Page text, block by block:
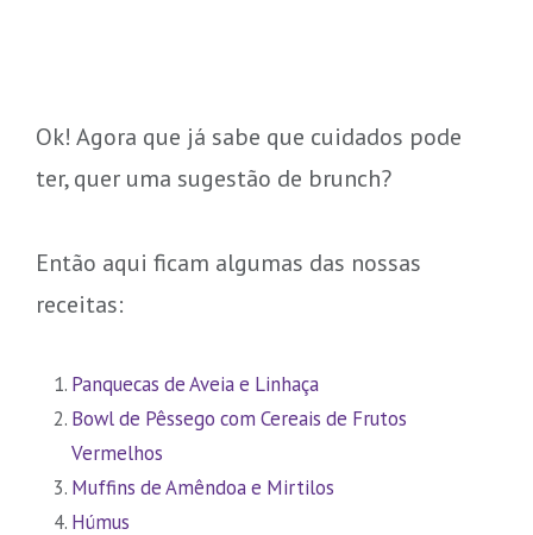
Ok! Agora que já sabe que cuidados pode
ter, quer uma sugestão de brunch?
Então aqui ficam algumas das nossas
receitas:
Panquecas de Aveia e Linhaça
Bowl de Pêssego com Cereais de Frutos
Vermelhos
Muffins de Amêndoa e Mirtilos
Húmus